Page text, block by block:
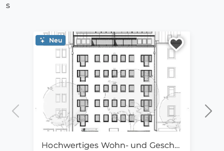
s
Hochwertiges Wohn- und Geschäftshaus Premium-Stadtlage München-Giesing
Neu